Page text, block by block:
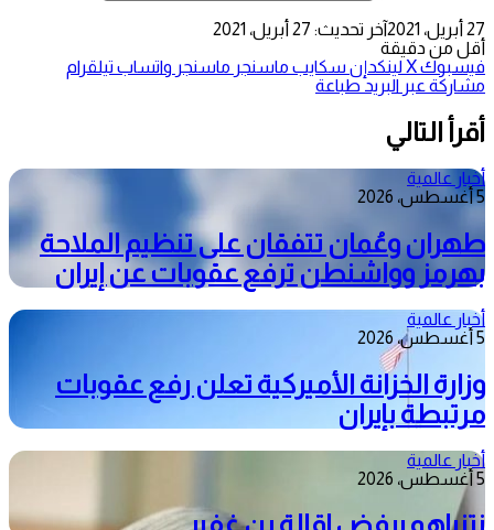
27 أبريل، 2021
آخر تحديث: 27 أبريل، 2021
أقل من دقيقة
فيسبوك‫Xلينكدإن سكايب ماسنجر ماسنجر واتساب تيلقرام
مشاركة عبر البريد طباعة
أقرأ التالي
أخبار عالمية
5 أغسطس، 2026
طهران وعُمان تتفقان على تنظيم الملاحة
بهرمز وواشنطن ترفع عقوبات عن إيران
أخبار عالمية
5 أغسطس، 2026
وزارة الخزانة الأميركية تعلن رفع عقوبات
مرتبطة بإيران
أخبار عالمية
5 أغسطس، 2026